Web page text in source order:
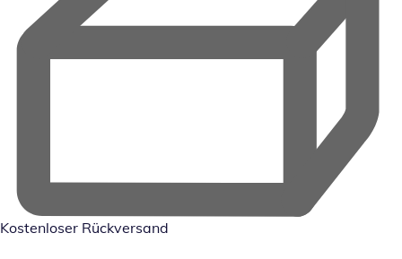
Kostenloser Rückversand